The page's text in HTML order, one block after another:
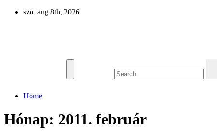
Skip
szo. aug 8th, 2026
Home
Hónap: 2011. február